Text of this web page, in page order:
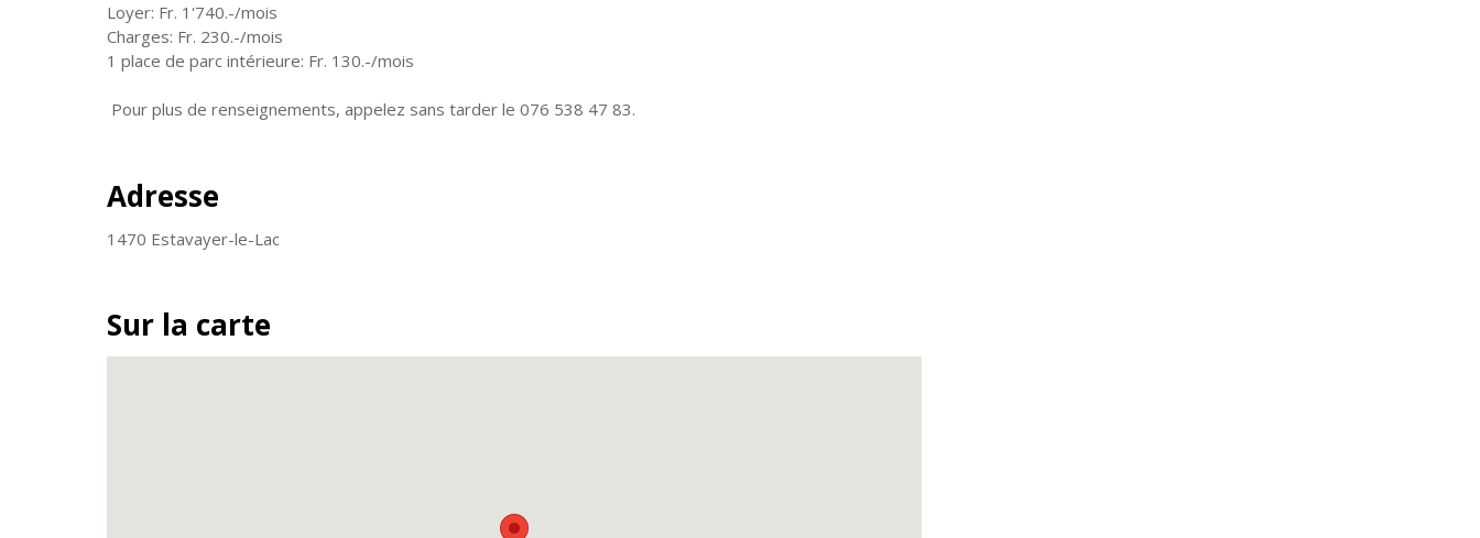
Loyer: Fr. 1'740.-/mois
Charges: Fr. 230.-/mois
1 place de parc intérieure: Fr. 130.-/mois
Pour plus de renseignements, appelez sans tarder le 076 538 47 83.
Adresse
1470 Estavayer-le-Lac
Sur la carte